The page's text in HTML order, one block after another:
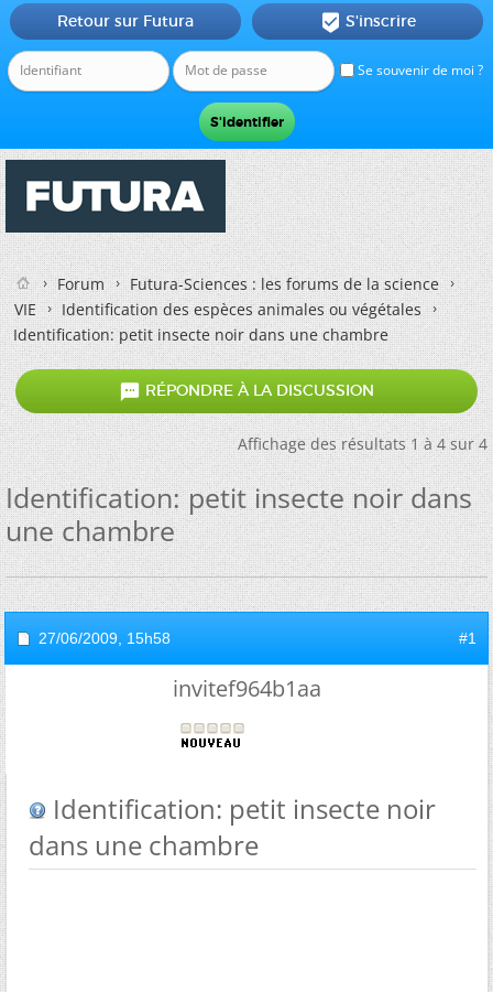
Se souvenir de moi ?
Retour sur Futura  S'inscrire
Forum
Futura-Sciences : les forums de la science
VIE
Identification des espèces animales ou végétales
Identification: petit insecte noir dans une chambre
 RÉPONDRE À LA DISCUSSION
Affichage des résultats 1 à 4 sur 4
Identification: petit insecte noir dans
une chambre
27/06/2009, 15h58 #1
invitef964b1aa
Identification: petit insecte noir
dans une chambre